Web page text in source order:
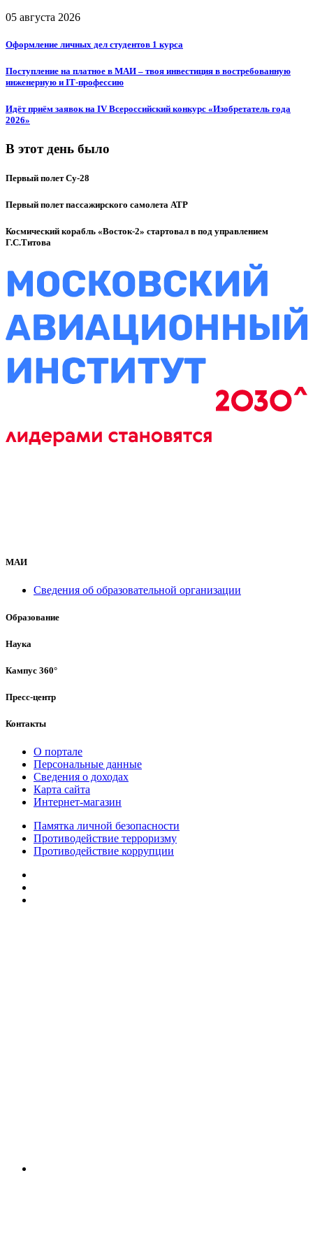
05 августа 2026
Оформление личных дел студентов 1 курса
Поступление на платное в МАИ – твоя инвестиция в востребованную
инженерную и IT‑профессию
Идёт приём заявок на IV Всероссийский конкурс «Изобретатель года
2026»
В этот день было
Первый полет Су-28
Первый полет пассажирского самолета ATP
Космический корабль «Восток-2» стартовал в под управлением
Г.С.Титова
МАИ
Сведения об образовательной организации
Образование
Наука
Кампус 360°
Пресс-центр
Контакты
О портале
Персональные данные
Сведения о доходах
Карта сайта
Интернет-магазин
Памятка личной безопасности
Противодействие терроризму
Противодействие коррупции